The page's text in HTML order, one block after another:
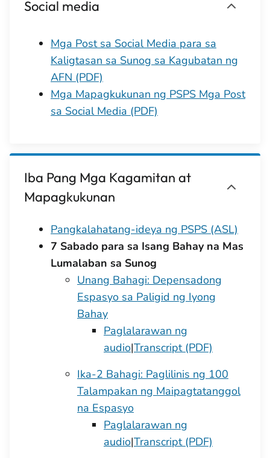
Social media
Mga Post sa Social Media para sa
Kaligtasan sa Sunog sa Kagubatan ng
AFN (PDF)
Mga Mapagkukunan ng PSPS Mga Post
sa Social Media (PDF)
Iba Pang Mga Kagamitan at
Mapagkukunan
Pangkalahatang-ideya ng PSPS (ASL)
7 Sabado para sa Isang Bahay na Mas
Lumalaban sa Sunog
Unang Bahagi: Depensadong
Espasyo sa Paligid ng Iyong
Bahay
Paglalarawan ng
audio|Transcript (PDF)
Ika-2 Bahagi: Paglilinis ng 100
Talampakan ng Maipagtatanggol
na Espasyo
Paglalarawan ng
audio|Transcript (PDF)